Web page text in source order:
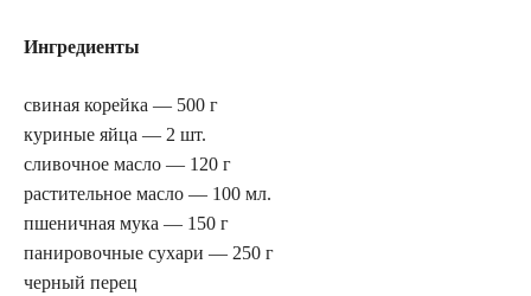
Ингредиенты
свиная корейка — 500 г
куриные яйца — 2 шт.
сливочное масло — 120 г
растительное масло — 100 мл.
пшеничная мука — 150 г
панировочные сухари — 250 г
черный перец